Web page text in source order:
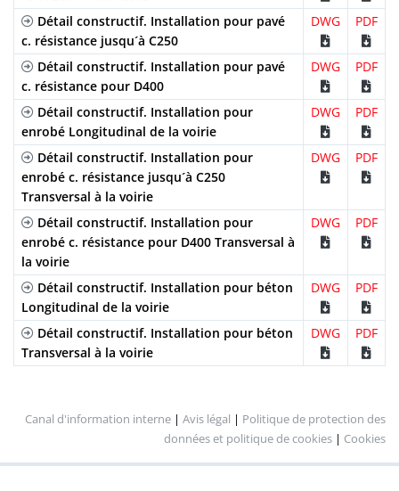
Détail constructif. Installation pour pavé
c. résistance jusqu´à C250
DWG PDF
Détail constructif. Installation pour pavé
c. résistance pour D400
DWG PDF
Détail constructif. Installation pour
enrobé Longitudinal de la voirie
DWG PDF
Détail constructif. Installation pour
enrobé c. résistance jusqu´à C250
Transversal à la voirie
DWG PDF
Détail constructif. Installation pour
enrobé c. résistance pour D400 Transversal à
la voirie
DWG PDF
Détail constructif. Installation pour béton
Longitudinal de la voirie
DWG PDF
Détail constructif. Installation pour béton
Transversal à la voirie
DWG PDF
Canal d'information interne | Avis légal | Politique de protection des
données et politique de cookies | Cookies